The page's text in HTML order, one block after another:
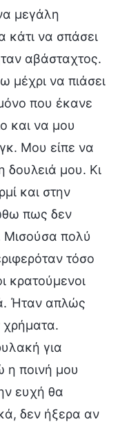
μεγάλη
κάτι να σπάσει
αβάσταχτος.
μέχρι να πιάσει
που έκανε
και να μου
Μου είπε να
δουλειά μου. Κι
και στην
πως δεν
Μισούσα πολύ
τόσο
κρατούμενοι
Ήταν απλώς
χρήματα.
για
η ποινή μου
ευχή θα
δεν ήξερα αν